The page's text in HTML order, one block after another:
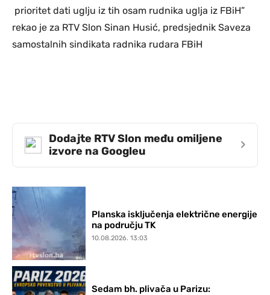
prioritet dati uglju iz tih osam rudnika uglja iz FBiH”
rekao je za RTV Slon Sinan Husić, predsjednik Saveza
samostalnih sindikata radnika rudara FBiH
Dodajte RTV Slon među omiljene
izvore na Googleu
›
Planska isključenja električne energije
na području TK
10.08.2026. 13:03
Sedam bh. plivača u Parizu: